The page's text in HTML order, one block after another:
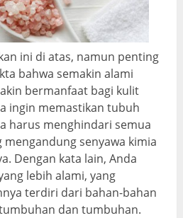
ini di atas, namun penting
bahwa semakin alami
bermanfaat bagi kulit
ingin memastikan tubuh
harus menghindari semua
senyawa kimia
Dengan kata lain, Anda
lebih alami, yang
terdiri dari bahan-bahan
dan tumbuhan.